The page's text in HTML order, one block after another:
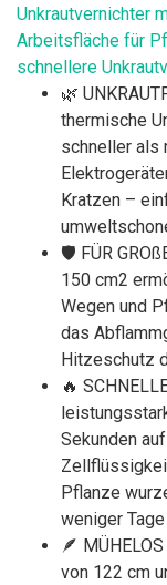
Unkrautvernichter
Arbeitsfläche für
schnellere
🌿
thermische
schneller als
Kratzen –
🛡️ FÜR
150 cm2
Wegen und
das
Hitzeschutz
🔥
Sekunden
Pflanze
weniger
🪶
von 122 cm